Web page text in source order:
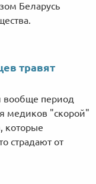
Беларусь
травят
вообще период
медиков "скорой"
которые
страдают от